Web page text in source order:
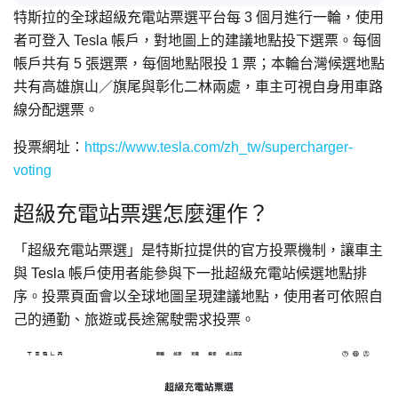
特斯拉的全球超級充電站票選平台每 3 個月進行一輪，使用
者可登入 Tesla 帳戶，對地圖上的建議地點投下選票。每個
帳戶共有 5 張選票，每個地點限投 1 票；本輪台灣候選地點
共有高雄旗山／旗尾與彰化二林兩處，車主可視自身用車路
線分配選票。
投票網址： https://www.tesla.com/zh_tw/supercharger-
voting
超級充電站票選怎麼運作？
「超級充電站票選」是特斯拉提供的官方投票機制，讓車主
與 Tesla 帳戶使用者能參與下一批超級充電站候選地點排
序。投票頁面會以全球地圖呈現建議地點，使用者可依照自
己的通勤、旅遊或長途駕駛需求投票。